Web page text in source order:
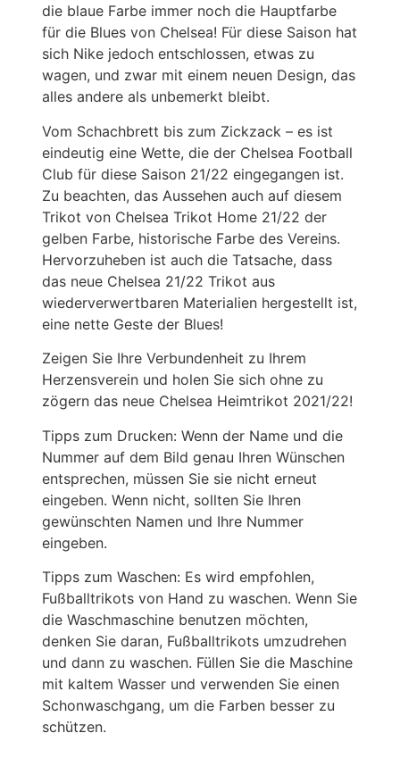
die blaue Farbe immer noch die Hauptfarbe
für die Blues von Chelsea! Für diese Saison hat
sich Nike jedoch entschlossen, etwas zu
wagen, und zwar mit einem neuen Design, das
alles andere als unbemerkt bleibt.
Vom Schachbrett bis zum Zickzack – es ist
eindeutig eine Wette, die der Chelsea Football
Club für diese Saison 21/22 eingegangen ist.
Zu beachten, das Aussehen auch auf diesem
Trikot von Chelsea Trikot Home 21/22 der
gelben Farbe, historische Farbe des Vereins.
Hervorzuheben ist auch die Tatsache, dass
das neue Chelsea 21/22 Trikot aus
wiederverwertbaren Materialien hergestellt ist,
eine nette Geste der Blues!
Zeigen Sie Ihre Verbundenheit zu Ihrem
Herzensverein und holen Sie sich ohne zu
zögern das neue Chelsea Heimtrikot 2021/22!
Tipps zum Drucken: Wenn der Name und die
Nummer auf dem Bild genau Ihren Wünschen
entsprechen, müssen Sie sie nicht erneut
eingeben. Wenn nicht, sollten Sie Ihren
gewünschten Namen und Ihre Nummer
eingeben.
Tipps zum Waschen: Es wird empfohlen,
Fußballtrikots von Hand zu waschen. Wenn Sie
die Waschmaschine benutzen möchten,
denken Sie daran, Fußballtrikots umzudrehen
und dann zu waschen. Füllen Sie die Maschine
mit kaltem Wasser und verwenden Sie einen
Schonwaschgang, um die Farben besser zu
schützen.